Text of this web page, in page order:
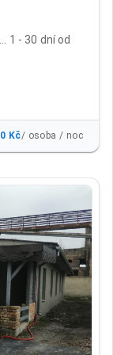
1 - 30 dní od
Kč/ osoba / noc